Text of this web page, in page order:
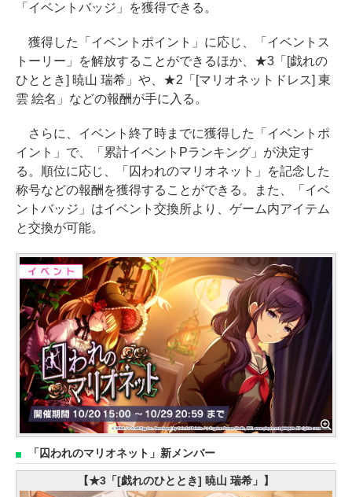
「イベントバッジ」を獲得できる。
獲得した「イベントポイント」に応じ、「イベントス
トーリー」を解放することができるほか、★3「[戯れの
ひととき] 暁山 瑞希」や、★2「[マリオネットドレス] 東
雲 絵名」などの報酬が手に入る。
さらに、イベント終了時までに獲得した「イベントポ
イント」で、「累計イベントPランキング」が決定す
る。順位に応じ、「囚われのマリオネット」を記念した
称号などの報酬を獲得することができる。また、「イベ
ントバッジ」はイベント交換所より、ゲーム内アイテム
と交換が可能。
「囚われのマリオネット」新メンバー
【★3「[戯れのひととき] 暁山 瑞希」】